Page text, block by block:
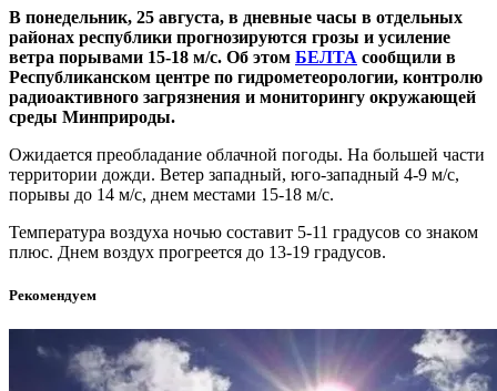
В понедельник, 25 августа, в дневные часы в отдельных
районах республики прогнозируются грозы и усиление
ветра порывами 15-18 м/с. Об этом БЕЛТА сообщили в
Республиканском центре по гидрометеорологии, контролю
радиоактивного загрязнения и мониторингу окружающей
среды Минприроды.
Ожидается преобладание облачной погоды. На большей части
территории дожди. Ветер западный, юго-западный 4-9 м/с,
порывы до 14 м/с, днем местами 15-18 м/с.
Температура воздуха ночью составит 5-11 градусов со знаком
плюс. Днем воздух прогреется до 13-19 градусов.
Рекомендуем